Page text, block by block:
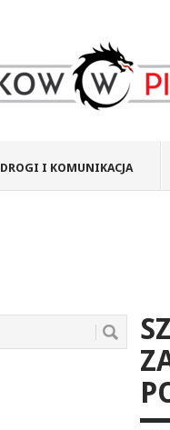
DROGI I KOMUNIKACJA